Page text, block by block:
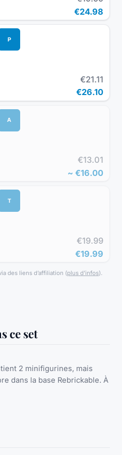
€24.98
P
€21.11
€26.10
A
€13.01
~ €16.00
T
€19.99
€19.99
des liens d’affiliation (plus d’infos).
ce set
2 minifigurines, mais
dans la base Rebrickable. À